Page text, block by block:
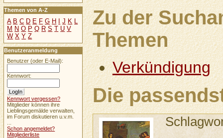
Zu der
Themen
Verkündigung
Die
Themen von A-Z
A B C D E F G H I J K L
M N O P Q R S T U V
W X Y Z
Benutzeranmeldung
Benutzer (oder E-Mail):
Kennwort:
Kennwort vergessen?
Mitglieder können ihre
Lieblingsgemälde verwalten,
im Forum diskutieren u.v.m.
Schon angemeldet?
Mitgliederliste